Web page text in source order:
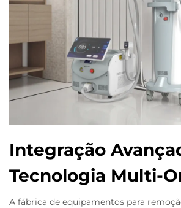
Integração
Tecnologia Multi-
A fábrica de equipamentos para